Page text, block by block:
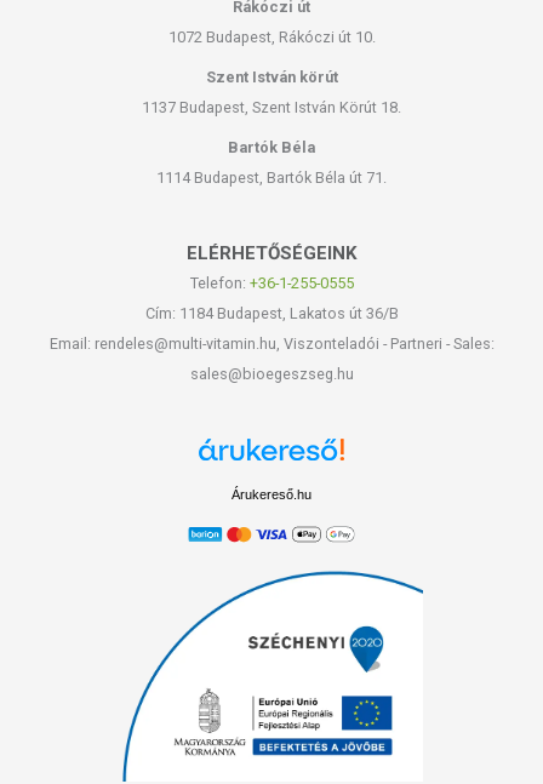
Rákóczi út
1072 Budapest, Rákóczi út 10.
Szent István körút
1137 Budapest, Szent István Körút 18.
Bartók Béla
1114 Budapest, Bartók Béla út 71.
ELÉRHETŐSÉGEINK
Telefon: +36-1-255-0555
Cím: 1184 Budapest, Lakatos út 36/B
Email: rendeles@multi-vitamin.hu, Viszonteladói - Partneri - Sales:
sales@bioegeszseg.hu
Árukereső.hu